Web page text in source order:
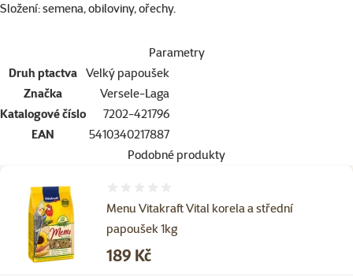
Složení:semena, obiloviny, ořechy.
Parametry
Druh ptactva Velký papoušek
Značka
Versele-Laga
Katalogové číslo
7202-421796
EAN
5410340217887
Podobné produkty
Menu Vitakraft Vital korela a střední
papoušek 1kg
Cena
189 Kč